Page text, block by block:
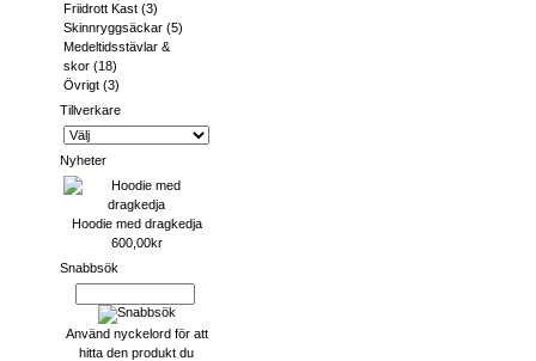
Friidrott Kast (3)
Skinnryggsäckar (5)
Medeltidsstävlar &
skor (18)
Övrigt (3)
Tillverkare
Nyheter
Hoodie med dragkedja
600,00kr
Snabbsök
Använd nyckelord för att
hitta den produkt du